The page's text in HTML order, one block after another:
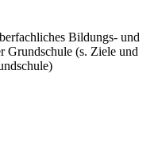
Bildungs- und
Grundschule (s. Ziele und